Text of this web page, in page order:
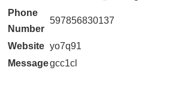
Phone
Number
597856830137
Website yo7q91
Messagegcc1cl